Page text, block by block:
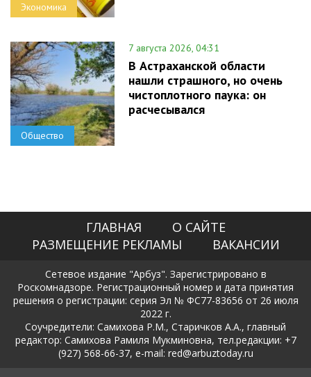
Экономика
Общество
7 августа 2026, 04:31
В Астраханской области
нашли страшного, но очень
чистоплотного паука: он
расчесывался
ГЛАВНАЯ
О САЙТЕ
РАЗМЕЩЕНИЕ РЕКЛАМЫ
ВАКАНСИИ
Сетевое издание "Арбуз". Зарегистрировано в
Роскомнадзоре. Регистрационный номер и дата принятия
решения о регистрации: серия Эл № ФС77-83656 от 26 июля
2022 г.
Соучредители: Самихова Р.М., Старичков А.А., главный
редактор: Самихова Рамиля Мукминовна, тел.редакции: +7
(927) 568-66-37, e-mail: red@arbuztoday.ru